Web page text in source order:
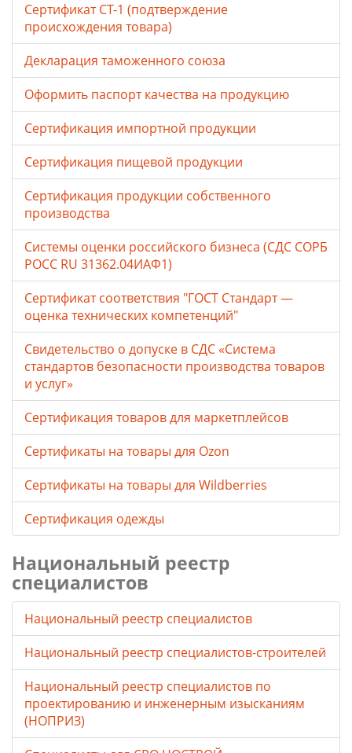
Сертификат СТ-1 (подтверждение
происхождения товара)
Декларация таможенного союза
Оформить паспорт качества на продукцию
Сертификация импортной продукции
Сертификация пищевой продукции
Сертификация продукции собственного
производства
Системы оценки российского бизнеса (СДС СОРБ
РОСС RU 31362.04ИАФ1)
Сертификат соответствия "ГОСТ Стандарт —
оценка технических компетенций"
Свидетельство о допуске в СДС «Система
стандартов безопасности производства товаров
и услуг»
Сертификация товаров для маркетплейсов
Cертификаты на товары для Ozon
Cертификаты на товары для Wildberries
Сертификация одежды
Национальный реестр
специалистов
Национальный реестр специалистов
Национальный реестр специалистов-строителей
Национальный реестр специалистов по
проектированию и инженерным изысканиям
(НОПРИЗ)